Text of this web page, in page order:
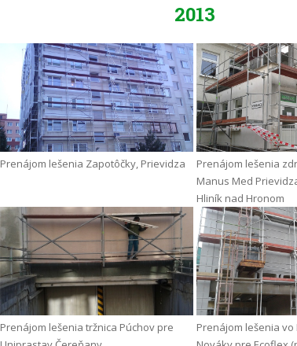
2013
Prenájom lešenia Zapotôčky, Prievidza
Prenájom lešenia
Manus Med
Hliník nad Hronom
Prenájom lešenia tržnica Púchov pre
Prenájom lešenia vo